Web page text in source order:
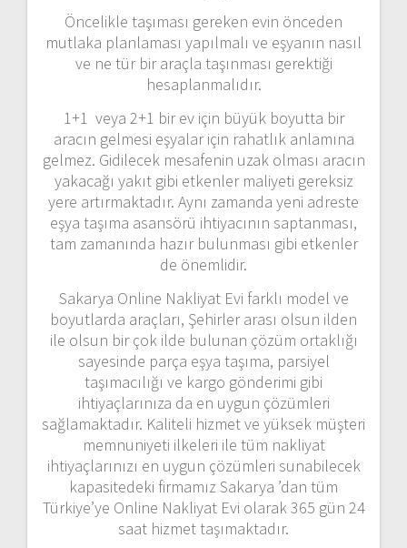
Öncelikle taşıması gereken evin önceden
mutlaka planlaması yapılmalı ve eşyanın nasıl
ve ne tür bir araçla taşınması gerektiği
hesaplanmalıdır.
1+1 veya 2+1 bir ev için büyük boyutta bir
aracın gelmesi eşyalar için rahatlık anlamına
gelmez. Gidilecek mesafenin uzak olması aracın
yakacağı yakıt gibi etkenler maliyeti gereksiz
yere artırmaktadır. Aynı zamanda yeni adreste
eşya taşıma asansörü ihtiyacının saptanması,
tam zamanında hazır bulunması gibi etkenler
de önemlidir.
Sakarya Online Nakliyat Evi farklı model ve
boyutlarda araçları, Şehirler arası olsun ilden
ile olsun bir çok ilde bulunan çözüm ortaklığı
sayesinde parça eşya taşıma, parsiyel
taşımacılığı ve kargo gönderimi gibi
ihtiyaçlarınıza da en uygun çözümleri
sağlamaktadır. Kaliteli hizmet ve yüksek müşteri
memnuniyeti ilkeleri ile tüm nakliyat
ihtiyaçlarınızı en uygun çözümleri sunabilecek
kapasitedeki firmamız Sakarya ’dan tüm
Türkiye’ye Online Nakliyat Evi olarak 365 gün 24
saat hizmet taşımaktadır.